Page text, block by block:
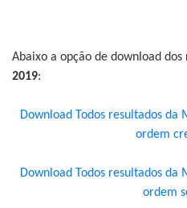
Abaixo a opção de download
2019:
Download Todos resultados da
ordem
Download Todos resultados da
ordem